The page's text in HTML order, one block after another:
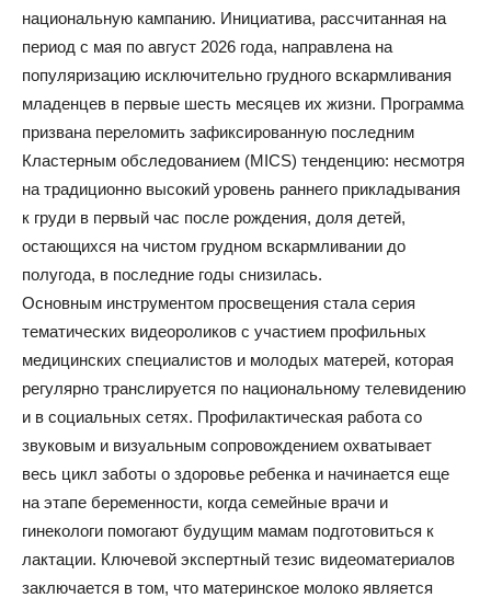
национальную кампанию. Инициатива, рассчитанная на
период с мая по август 2026 года, направлена на
популяризацию исключительно грудного вскармливания
младенцев в первые шесть месяцев их жизни. Программа
призвана переломить зафиксированную последним
Кластерным обследованием (MICS) тенденцию: несмотря
на традиционно высокий уровень раннего прикладывания
к груди в первый час после рождения, доля детей,
остающихся на чистом грудном вскармливании до
полугода, в последние годы снизилась.
Основным инструментом просвещения стала серия
тематических видеороликов с участием профильных
медицинских специалистов и молодых матерей, которая
регулярно транслируется по национальному телевидению
и в социальных сетях. Профилактическая работа со
звуковым и визуальным сопровождением охватывает
весь цикл заботы о здоровье ребенка и начинается еще
на этапе беременности, когда семейные врачи и
гинекологи помогают будущим мамам подготовиться к
лактации. Ключевой экспертный тезис видеоматериалов
заключается в том, что материнское молоко является